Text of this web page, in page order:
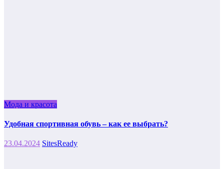
Мода и красота
Удобная спортивная обувь – как ее выбрать?
23.04.2024 SitesReady